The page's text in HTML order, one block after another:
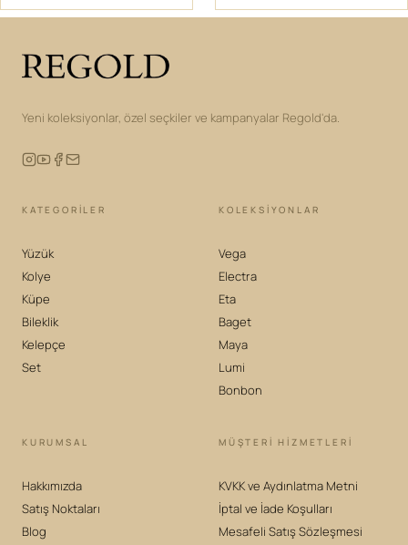
Yeni koleksiyonlar, özel seçkiler ve kampanyalar Regold'da.
KATEGORILER
Yüzük
Kolye
Küpe
Bileklik
Kelepçe
Set
KOLEKSIYONLAR
Vega
Electra
Eta
Baget
Maya
Lumi
Bonbon
KURUMSAL
Hakkımızda
Satış Noktaları
Blog
MÜŞTERİ HİZMETLERİ
KVKK ve Aydınlatma Metni
İptal ve İade Koşulları
Mesafeli Satış Sözleşmesi